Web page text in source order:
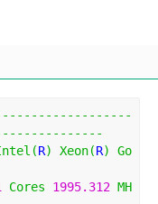
(R) Xeon(R)
Go
Cores 1995.312 MH